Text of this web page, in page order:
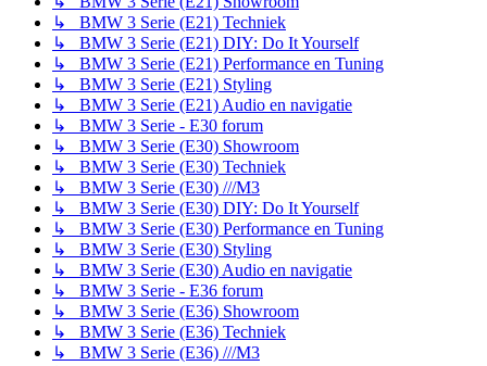
↳ BMW 3 Serie (E21) Techniek
↳ BMW 3 Serie (E21) DIY: Do It Yourself
↳ BMW 3 Serie (E21) Performance en Tuning
↳ BMW 3 Serie (E21) Styling
↳ BMW 3 Serie (E21) Audio en navigatie
↳ BMW 3 Serie - E30 forum
↳ BMW 3 Serie (E30) Showroom
↳ BMW 3 Serie (E30) Techniek
↳ BMW 3 Serie (E30) ///M3
↳ BMW 3 Serie (E30) DIY: Do It Yourself
↳ BMW 3 Serie (E30) Performance en Tuning
↳ BMW 3 Serie (E30) Styling
↳ BMW 3 Serie (E30) Audio en navigatie
↳ BMW 3 Serie - E36 forum
↳ BMW 3 Serie (E36) Showroom
↳ BMW 3 Serie (E36) Techniek
↳ BMW 3 Serie (E36) ///M3